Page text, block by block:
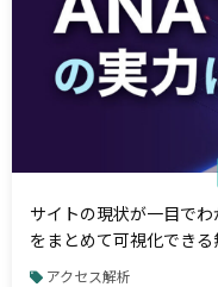
サイトの現状が一目で
をまとめて可視化でき
は？アクセス解析